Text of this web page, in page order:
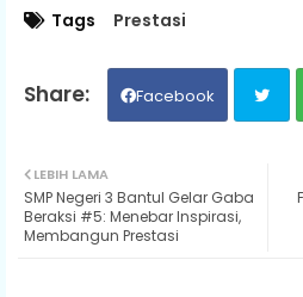
Tags Prestasi
Facebook
ter
LEBIH LAMA
SMP Negeri 3 Bantul Gelar Gaba
Beraksi #5: Menebar Inspirasi,
Membangun Prestasi